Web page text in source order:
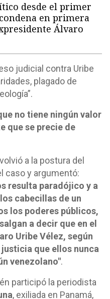
desde el primer
en primera
Álvaro
judicial contra Uribe
plagado de
no tiene ningún valor
que se precie de
a la postura del
caso y argumentó:
resulta paradójico y a
cabecillas de un
los poderes públicos,
a decir que en el
Uribe Vélez, según
que ellos nunca
venezolano".
participó la periodista
, exiliada en Panamá,